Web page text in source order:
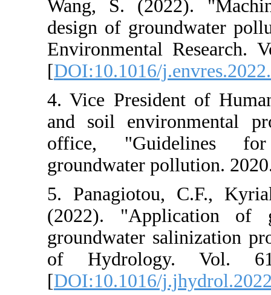
Wang, S.
design of
[DOI:10.1016/
4. Vice
and soil
office,
groundwater
5.
(2022).
groundwater
of
[DOI:10.1016/